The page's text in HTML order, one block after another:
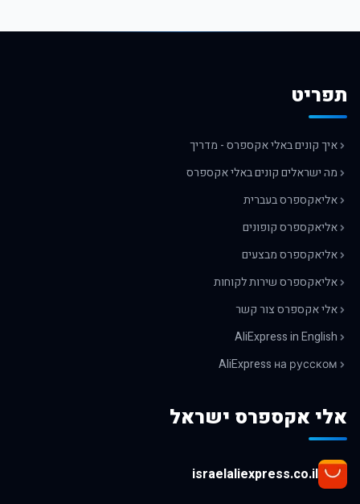
תפריט
איך קונים באלי אקספרס - מדריך
מה ישראלים קונים באלי אקספרס
אליאקספרס בעברית
אליאקספרס קופונים
אליאקספרס מבצעים
אליאקספרס שירות לקוחות
אלי אקספרס צור קשר
AliExpress in English
AliExpress на русском
אלי אקספרס ישראל
israelaliexpress.co.il